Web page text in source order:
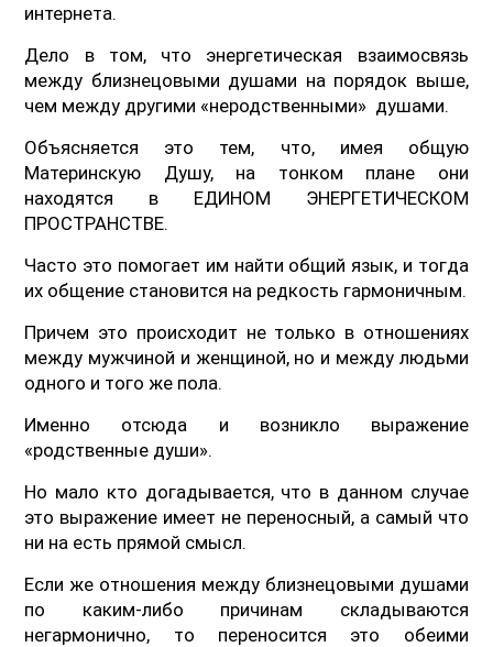
интернета.
Дело в том, что энергетическая взаимосвязь
между близнецовыми душами на порядок выше,
чем между другими «неродственными» душами.
Объясняется это тем, что, имея общую
Материнскую Душу, на тонком плане они
находятся в ЕДИНОМ ЭНЕРГЕТИЧЕСКОМ
ПРОСТРАНСТВЕ.
Часто это помогает им найти общий язык, и тогда
их общение становится на редкость гармоничным.
Причем это происходит не только в отношениях
между мужчиной и женщиной, но и между людьми
одного и того же пола.
Именно отсюда и возникло выражение
«родственные души».
Но мало кто догадывается, что в данном случае
это выражение имеет не переносный, а самый что
ни на есть прямой смысл.
Если же отношения между близнецовыми душами
по каким-либо причинам складываются
негармонично, то переносится это обеими